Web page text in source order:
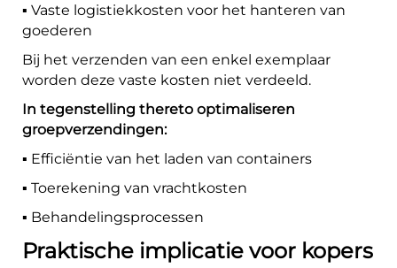
▪️ Vaste logistiekkosten voor het hanteren van
goederen
Bij het verzenden van een enkel exemplaar
worden deze vaste kosten niet verdeeld.
In tegenstelling thereto optimaliseren
groepverzendingen:
▪️ Efficiëntie van het laden van containers
▪️ Toerekening van vrachtkosten
▪️ Behandelingsprocessen
Praktische implicatie voor kopers